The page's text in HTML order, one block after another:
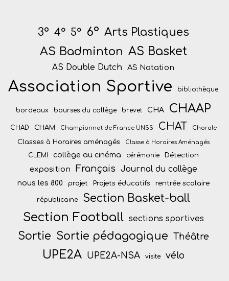
3° 4° 5° 6° Arts Plastiques
AS Badminton AS Basket
AS Double Dutch AS Natation
Association Sportive bibliothèque
bordeaux bourses du collège brevet CHA CHAAP
CHAD CHAM Championnat de France UNSS CHAT Chorale
Classes à Horaires aménagés Classe à Horaires Aménagés
CLEMI collège au cinéma cérémonie Détection
exposition Français Journal du collège
nous les 800 projet Projets éducatifs rentrée scolaire
républicaine Section Basket-ball
Section Football sections sportives
Sortie Sortie pédagogique Théâtre
UPE2A UPE2A-NSA visite vélo